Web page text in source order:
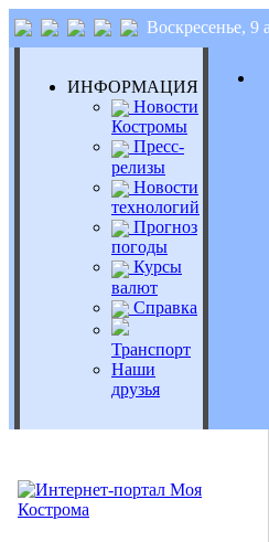
Воскресенье, 9
ИНФОРМАЦИЯ
Новости
Костромы
Пресс-
релизы
Новости
технологий
Прогноз
погоды
Курсы
валют
Справка
Транспорт
Наши
друзья